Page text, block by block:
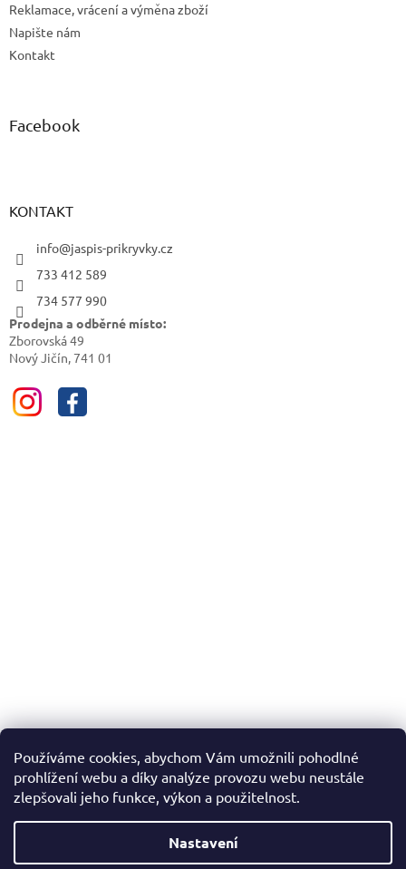
Používáme cookies, abychom Vám umožnili pohodlné
prohlížení webu a díky analýze provozu webu neustále
zlepšovali jeho funkce, výkon a použitelnost.
Nastavení
Reklamace, vrácení a výměna zboží
Napište nám
Kontakt
Facebook
KONTAKT
info@jaspis-prikryvky.cz
733 412 589
734 577 990
Prodejna a odběrné místo:
Zborovská 49
Nový Jičín, 741 01
Vytvořil Shoptet